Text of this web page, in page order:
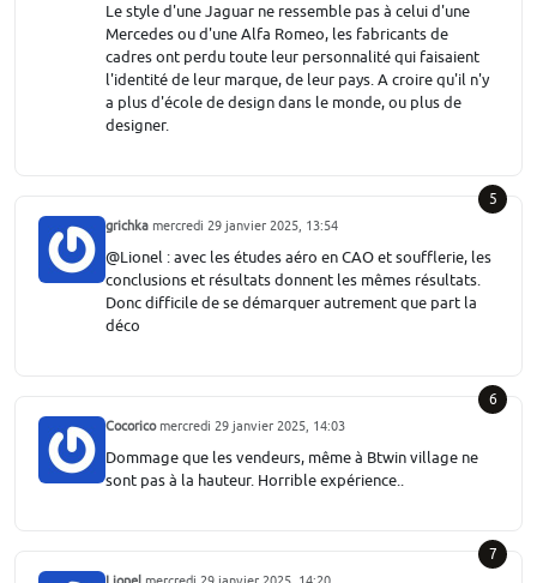
Le style d'une Jaguar ne ressemble pas à celui d'une
Mercedes ou d'une Alfa Romeo, les fabricants de
cadres ont perdu toute leur personnalité qui faisaient
l'identité de leur marque, de leur pays. A croire qu'il n'y
a plus d'école de design dans le monde, ou plus de
designer.
5
grichka mercredi 29 janvier 2025, 13:54
@Lionel : avec les études aéro en CAO et soufflerie, les
conclusions et résultats donnent les mêmes résultats.
Donc difficile de se démarquer autrement que part la
déco
6
Cocoricomercredi 29 janvier 2025, 14:03
Dommage que les vendeurs, même à Btwin village ne
sont pas à la hauteur. Horrible expérience..
7